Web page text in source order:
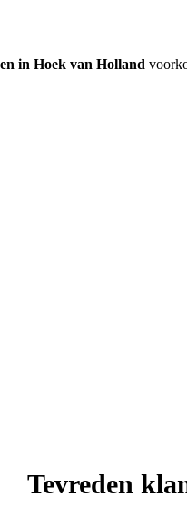
in Hoek van Holland
Tevreden